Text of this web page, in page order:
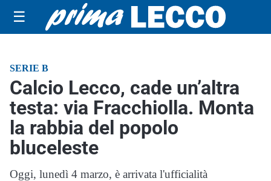
☰
SERIE B
Calcio Lecco, cade un’altra
testa: via Fracchiolla. Monta
la rabbia del popolo
bluceleste
Oggi, lunedì 4 marzo, è arrivata l'ufficialità